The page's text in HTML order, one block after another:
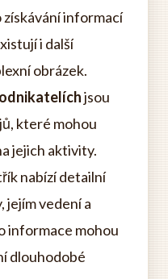
informací
i ​​další
obrázek.
jsou
které mohou
jejich aktivity.
nabízí detailní
jejím vedení a
informace mohou
dlouhodobé